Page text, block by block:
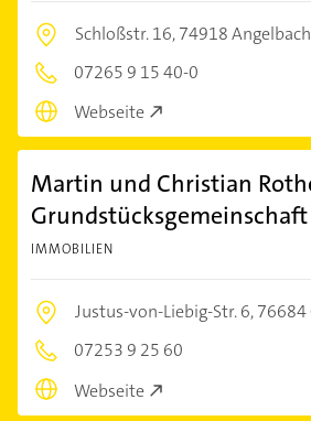
Schloßstr. 16,74918
07265 9 15 40-0
Webseite
Martin und Christian
Grundstücksgemeinschaft
IMMOBILIEN
Justus-von-Liebig-Str. 6,76684
07253 9 25 60
Webseite